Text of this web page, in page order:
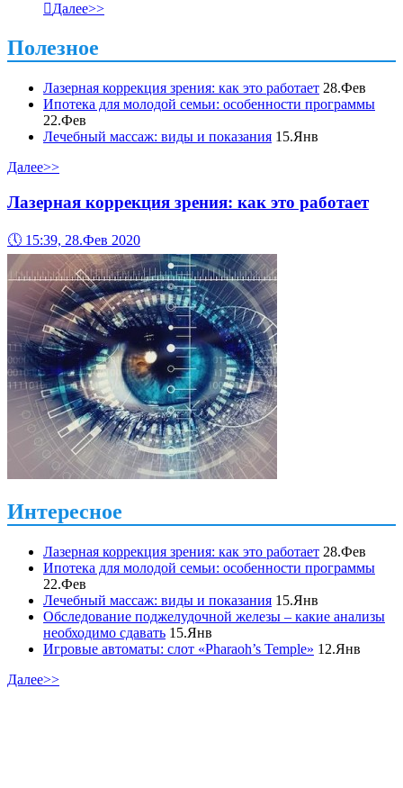
Далее>>
Полезное
Лазерная коррекция зрения: как это работает 28.Фев
Ипотека для молодой семьи: особенности программы
22.Фев
Лечебный массаж: виды и показания 15.Янв
Далее>>
Лазерная коррекция зрения: как это работает
🕔 15:39, 28.Фев 2020
Интересное
Лазерная коррекция зрения: как это работает 28.Фев
Ипотека для молодой семьи: особенности программы
22.Фев
Лечебный массаж: виды и показания 15.Янв
Обследование поджелудочной железы – какие анализы
необходимо сдавать 15.Янв
Игровые автоматы: слот «Pharaoh’s Temple» 12.Янв
Далее>>